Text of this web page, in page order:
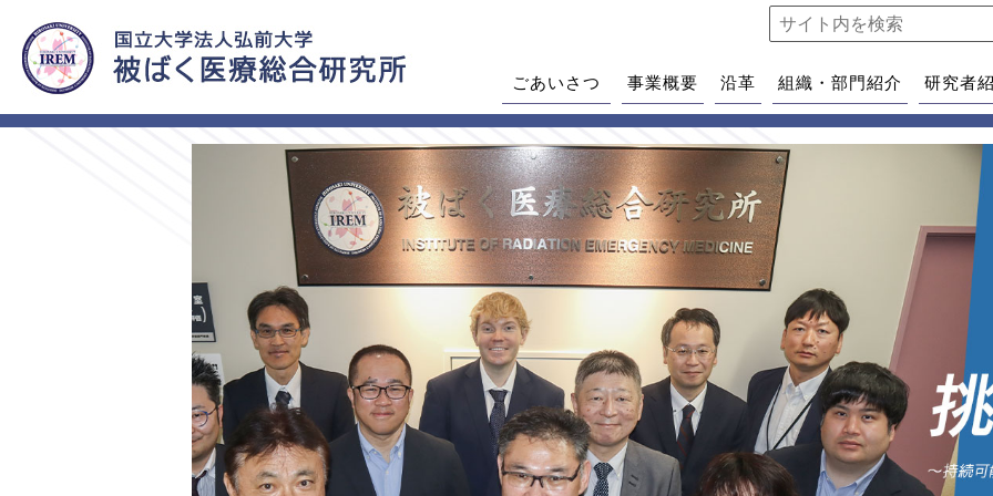
ごあいさつ 事業概要 沿革 組織・部門紹介 研究者